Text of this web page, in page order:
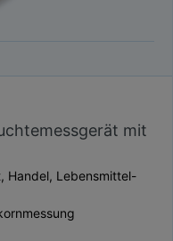
mit
Handel, Lebensmittel-